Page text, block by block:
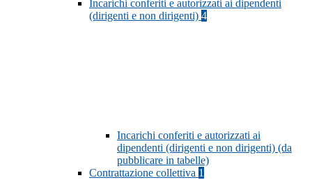
Incarichi conferiti e autorizzati ai dipendenti
(dirigenti e non dirigenti) 4
Incarichi conferiti e autorizzati ai
dipendenti (dirigenti e non dirigenti) (da
pubblicare in tabelle)
Contrattazione collettiva 1